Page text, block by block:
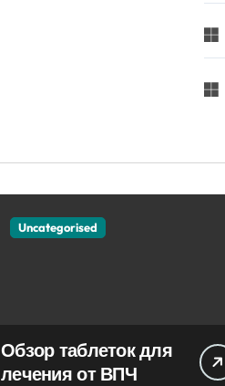
Uncategorised
Обзор таблеток для
лечения от ВПЧ